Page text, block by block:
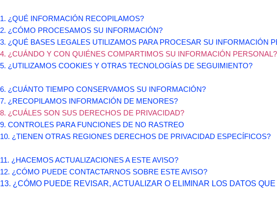
1. ¿QUÉ INFORMACIÓN RECOPILAMOS?
2. ¿CÓMO PROCESAMOS SU INFORMACIÓN?
3. ¿QUÉ BASES LEGALES UTILIZAMOS PARA PROCESAR SU INFORMACIÓN
4. ¿CUÁNDO Y CON QUIÉNES COMPARTIMOS SU INFORMACIÓN PERSONAL?
5. ¿UTILIZAMOS COOKIES Y OTRAS TECNOLOGÍAS DE SEGUIMIENTO?
6. ¿CUÁNTO TIEMPO CONSERVAMOS SU INFORMACIÓN?
7. ¿RECOPILAMOS INFORMACIÓN DE MENORES?
8. ¿CUÁLES SON SUS DERECHOS DE PRIVACIDAD?
9. CONTROLES PARA FUNCIONES DE NO RASTREO
10. ¿TIENEN OTRAS REGIONES DERECHOS DE PRIVACIDAD ESPECÍFICOS?
11. ¿HACEMOS ACTUALIZACIONES A ESTE AVISO?
12. ¿CÓMO PUEDE CONTACTARNOS SOBRE ESTE AVISO?
13. ¿CÓMO PUEDE REVISAR, ACTUALIZAR O ELIMINAR LOS DATOS